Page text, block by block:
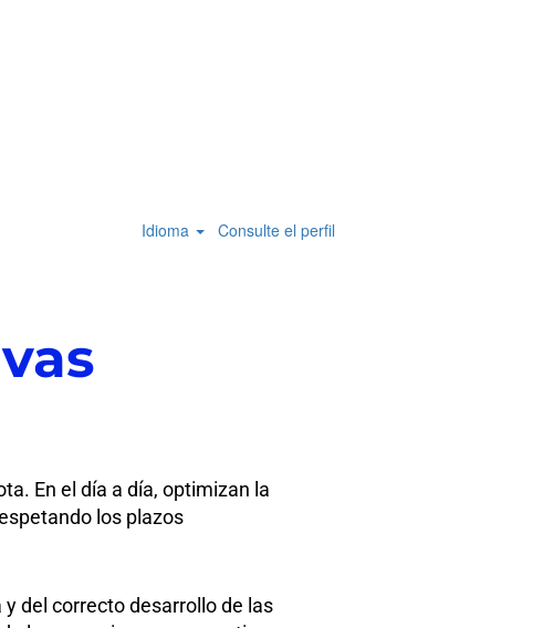
Idioma Consulte el perfil
En el día a día, optimizan la
los plazos
del correcto desarrollo de las